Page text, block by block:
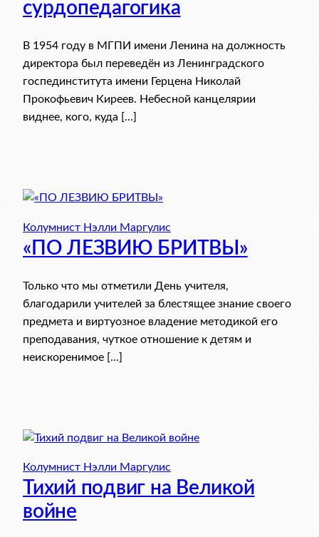
сурдопедагогика
В 1954 году в МГПИ имени Ленина на должность
директора был переведён из Ленинградского
госпединститута имени Герцена Николай
Прокофьевич Киреев. Небесной канцелярии
виднее, кого, куда […]
Колумнист Нэлли Маргулис
«ПО ЛЕЗВИЮ БРИТВЫ»
Только что мы отметили День учителя,
благодарили учителей за блестящее знание своего
предмета и виртуозное владение методикой его
преподавания, чуткое отношение к детям и
неискоренимое […]
Колумнист Нэлли Маргулис
Тихий подвиг на Великой
войне